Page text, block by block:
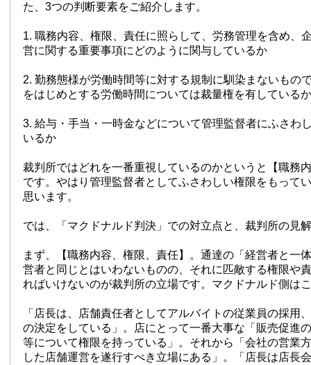
た、3つの判断要素をご紹介します。
1. 職務内容、権限、責任に照らして、労務管理を含め、
営に関する重要事項にどのように関与しているか
2. 勤務態様が労働時間等に対する規制に馴染まないもの
をはじめとする労働時間については裁量権を有している
3. 給与・手当・一時金などについて管理監督者にふさわ
いるか
裁判所ではどれを一番重視しているのかというと【職務
です。やはり管理監督者としてふさわしい権限をもって
思います。
では、「マクドナルド判決」での対立点と、裁判所の見
まず、【職務内容、権限、責任】。通達の「経営者と一
営者と同じとはいわないものの、それに匹敵する権限や
ればいけないのが裁判所の立場です。マクドナルド側は
「店長は、店舗責任者としてアルバイトの従業員の採用
の決定をしている」。店にとって一番大事な「販売促進
等について権限を持っている」。それから「会社の営業
した店舗運営を遂行すべき立場にある」。「店長は店長